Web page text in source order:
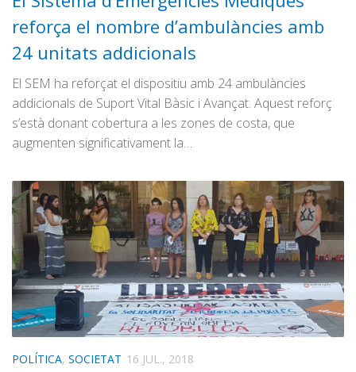
Publicitat
Contacte
reforça el nombre d’ambulàncies amb
24 unitats addicionals
El SEM ha reforçat el dispositiu amb 24 ambulàncies
addicionals de Suport Vital Bàsic i Avançat. Aquest reforç
s’està donant cobertura a les zones de costa, que
augmenten significativament la…
POLÍTICA, SOCIETAT 16 JUL., 2018